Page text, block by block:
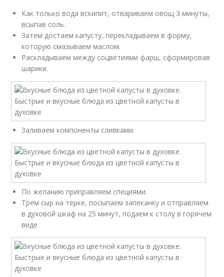
Как только вода вскипит, отвариваем овощ 3 минуты,
всыпав соль.
Затем достаем капусту, перекладываем в форму,
которую смазываем маслом.
Раскладываем между соцветиями фарш, сформировав
шарики.
Заливаем компоненты сливками.
По желанию приправляем специями.
Трем сыр на терке, посыпаем запеканку и отправляем
в духовой шкаф на 25 минут, подаем к столу в горячем
виде.